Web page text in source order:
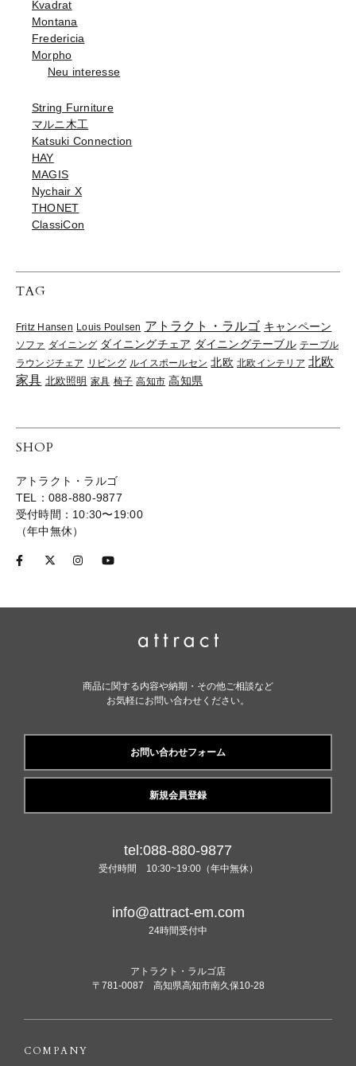
Kvadrat
Montana
Fredericia
Morpho
Neu interesse
String Furniture
マルニ木工
Katsuki Connection
HAY
MAGIS
Nychair X
THONET
ClassiCon
TAG
Fritz Hansen Louis Poulsen アトラクト・ラルゴ キャンペーン
ソファ ダイニング ダイニングチェア ダイニングテーブル テーブル
ラウンジチェア リビング ルイスポールセン 北欧 北欧インテリア 北欧
家具 北欧照明 家具 椅子 高知市 高知県
SHOP
アトラクト・ラルゴ
TEL：088-880-9877
受付時間：10:30〜19:00
（年中無休）
商品に関する内容や納期・その他ご相談など
お気軽にお問い合わせください。
お問い合わせフォーム
新規会員登録
tel:088-880-9877
受付時間 10:30~19:00（年中無休）
info@attract-em.com
24時間受付中
アトラクト・ラルゴ店
〒781-0087 高知県高知市南久保10-28
COMPANY